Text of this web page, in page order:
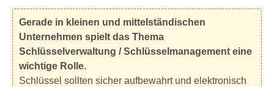
Gerade in kleinen und mittelständischen
Unternehmen spielt das Thema
Schlüsselverwaltung / Schlüsselmanagement eine
wichtige Rolle.
Schlüssel sollten sicher aufbewahrt und elektronisch